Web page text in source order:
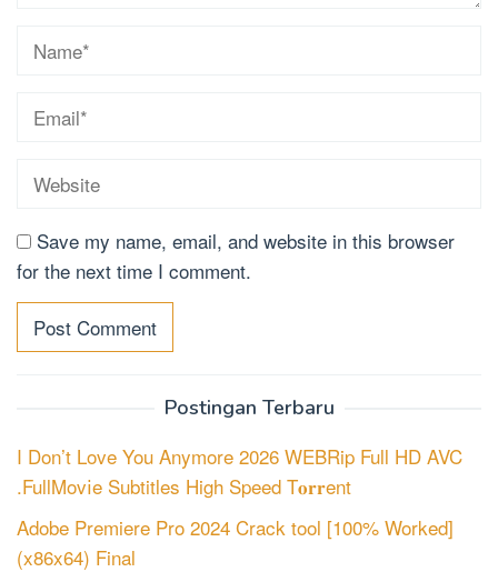
Save my name, email, and website in this browser
for the next time I comment.
Postingan Terbaru
I Don’t Love You Anymore 2026 WEBRip Full HD AVC
.FullMov𝗂e Subtitles High Speed T𝐨𝐫𝐫ent
Adobe Premiere Pro 2024 Crack tool [100% Worked]
(x86x64) Final